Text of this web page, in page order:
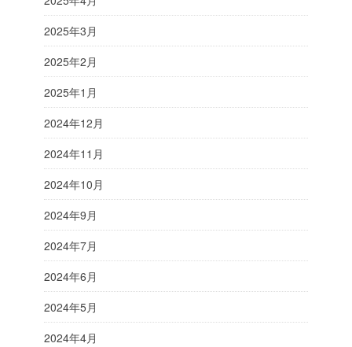
2025年3月
2025年2月
2025年1月
2024年12月
2024年11月
2024年10月
2024年9月
2024年7月
2024年6月
2024年5月
2024年4月